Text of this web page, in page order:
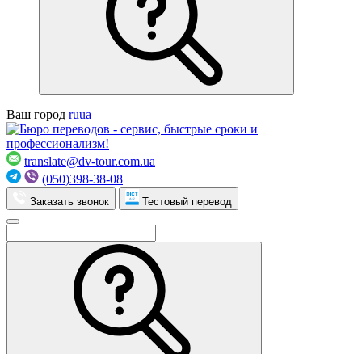
Ваш город ruua
translate@dv-tour.com.ua
(050)398-38-08
Заказать звонок Тестовый перевод